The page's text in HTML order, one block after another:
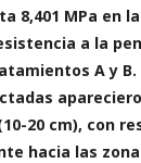
8,401 MPa en
a la
A y B.
20 cm), con
hacia las